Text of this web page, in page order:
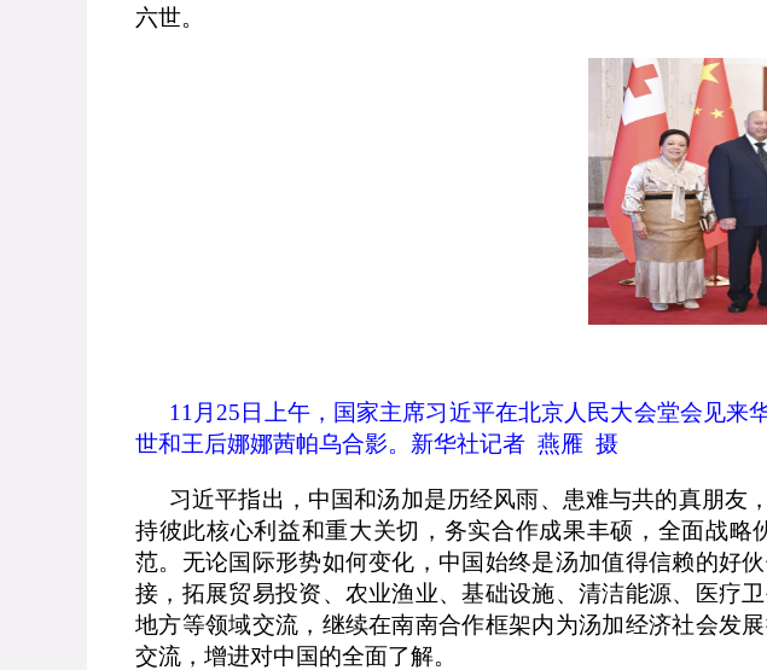
六世。
11 月 25 日上午，国家主席习近平在北京人民大会堂会见
世和王后娜娜茜帕乌合影。新华社记者 燕雁 摄
习近平指出，中国和汤加是历经风雨、患难与共的真朋友
持彼此核心利益和重大关切，务实合作成果丰硕，全面战
范。无论国际形势如何变化，中国始终是汤加值得信赖的好
接，拓展贸易投资、农业渔业、基础设施、清洁能源、医疗
地方等领域交流，继续在南南合作框架内为汤加经济社会发
交流，增进对中国的全面了解。